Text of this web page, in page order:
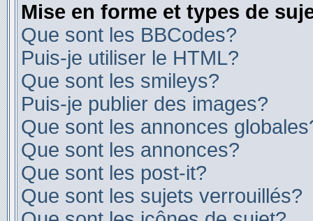
Mise en forme et types de
Que sont les BBCodes?
Puis-je utiliser le HTML?
Que sont les smileys?
Puis-je publier des images?
Que sont les annonces
Que sont les annonces?
Que sont les post-it?
Que sont les sujets verrouillés?